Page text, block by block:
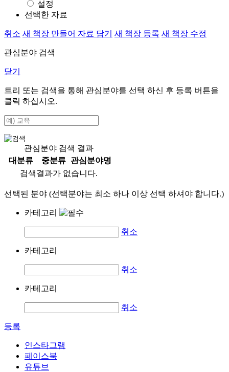
설정
선택한 자료
취소 새 책장 만들어 자료 담기 새 책장 등록 새 책장 수정
관심분야 검색
닫기
트리 또는 검색을 통해 관심분야를 선택 하신 후 등록 버튼을
클릭 하십시오.
관심분야 검색 결과
대분류
중분류
관심분야명
검색결과가 없습니다.
선택된 분야 (선택분야는 최소 하나 이상 선택 하셔야 합니다.)
카테고리
취소
카테고리
취소
카테고리
취소
등록
인스타그램
페이스북
유튜브